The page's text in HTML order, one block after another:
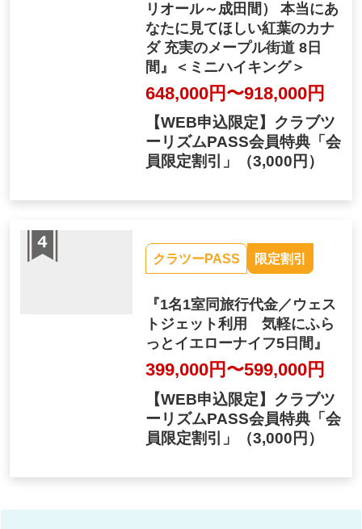
リオール～成田間） 本当にあ
なたに見てほしい紅葉のカナ
ダ 充実のメープル街道 8日
間』＜ミニハイキング＞
648,000円〜918,000円
【WEB申込限定】クラブツ
ーリズムPASS会員特典「会
員限定割引」
（3,000円）
クラツーPASS 限定割引
『1名1室同旅行代金／ウェス
トジェット利用 気軽にふら
っとイエローナイフ5日間』
399,000円〜599,000円
【WEB申込限定】クラブツ
ーリズムPASS会員特典「会
員限定割引」
（3,000円）